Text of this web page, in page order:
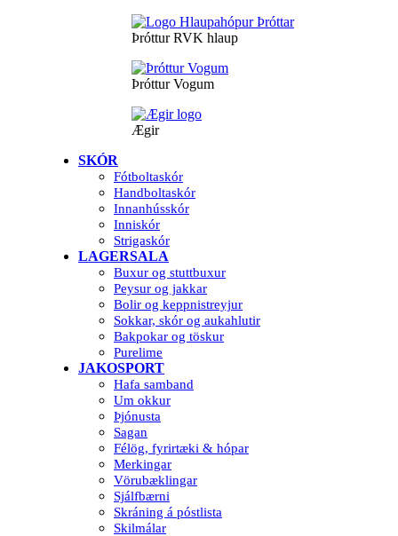
Þróttur RVK hlaup
Þróttur Vogum
Ægir
SKÓR
Fótboltaskór
Handboltaskór
Innanhússkór
Inniskór
Strigaskór
LAGERSALA
Buxur og stuttbuxur
Peysur og jakkar
Bolir og keppnistreyjur
Sokkar, skór og aukahlutir
Bakpokar og töskur
Purelime
JAKOSPORT
Hafa samband
Um okkur
Þjónusta
Sagan
Félög, fyrirtæki & hópar
Merkingar
Vörubæklingar
Sjálfbærni
Skráning á póstlista
Skilmálar